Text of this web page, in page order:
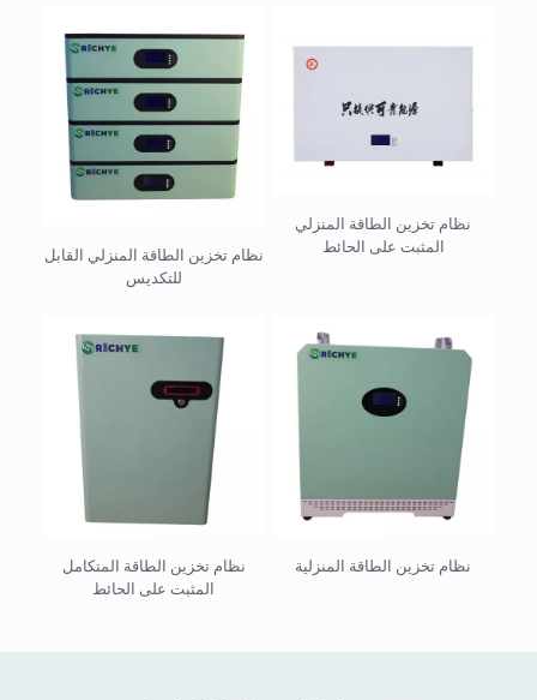
نظام تخزين الطاقة المنزلي
المثبت على الحائط
نظام تخزين الطاقة المنزلي القابل
للتكديس
نظام تخزين الطاقة المنزلية
نظام تخزين الطاقة المتكامل
المثبت على الحائط